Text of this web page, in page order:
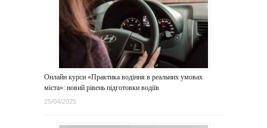
Онлайн курси «Практика водіння в реальних умовах
міста»: новий рівень підготовки водіїв
25/04/2025